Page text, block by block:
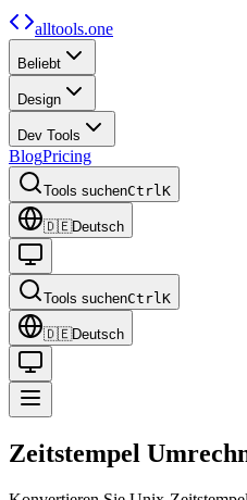
alltools.one
Beliebt
Design
Dev Tools
BlogPricing
Tools suchenCtrlK
🇩🇪Deutsch
Tools suchenCtrlK
🇩🇪Deutsch
Zeitstempel